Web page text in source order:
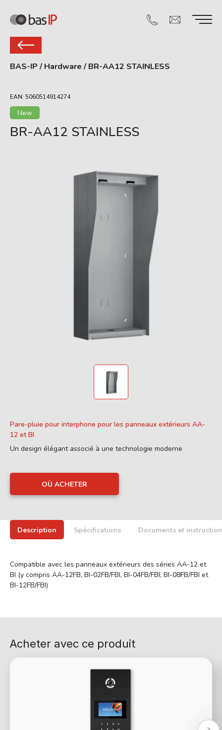
BAS-IP / Hardware / BR-AA12 STAINLESS
EAN: 5060514914274
New
BR-AA12 STAINLESS
Pare-pluie pour interphone pour les panneaux extérieurs AA-
12 et BI
Un design élégant associé à une technologie moderne
OÙ ACHETER
Description Spécifications Documents et
Compatible avec les panneaux extérieurs des séries AA-12 et
BI (y compris AA-12FB, BI-02FB/FBI, BI-04FB/FBI, BI-08FB/FBI et
BI-12FB/FBI)
Acheter avec ce produit